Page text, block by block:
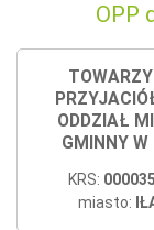
OPP
ODDZIAŁ
GMINNY W
KRS:
miasto: